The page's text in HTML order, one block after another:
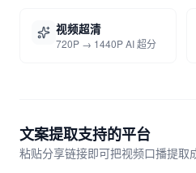
视频超清
720P → 1440P AI 超分
文案提取支持的平台
粘贴分享链接即可把视频口播提取